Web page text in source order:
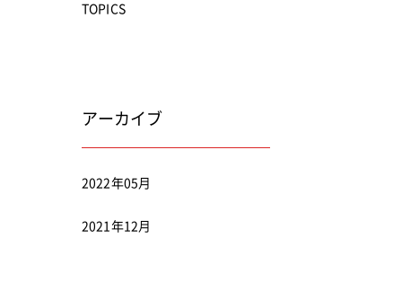
TOPICS
アーカイブ
2022年05月
2021年12月